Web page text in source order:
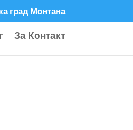
град Монтана
За Контакт